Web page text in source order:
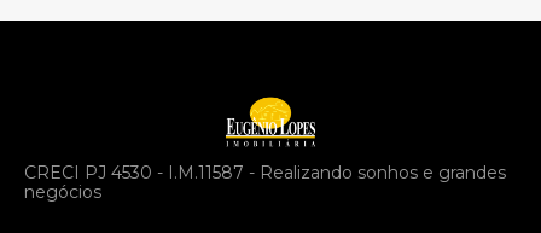
CRECI PJ 4530 - I.M.11587 - Realizando sonhos e grandes
negócios